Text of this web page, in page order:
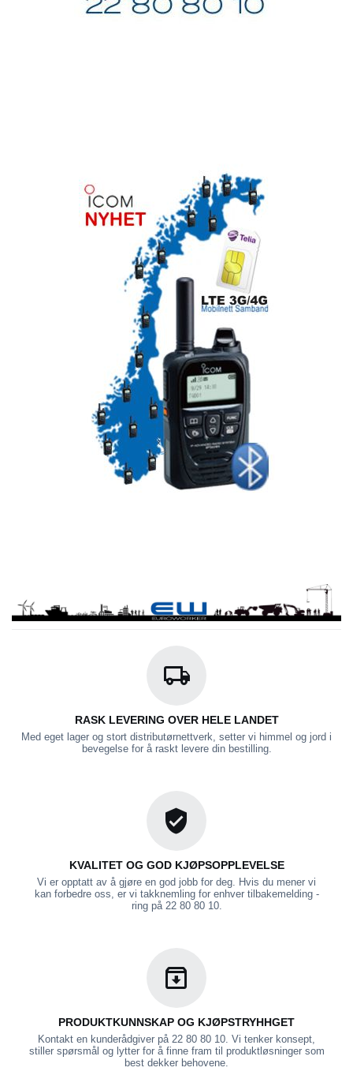
RASK LEVERING OVER HELE LANDET
Med eget lager og stort distributørnettverk, setter vi himmel og jord i
bevegelse for å raskt levere din bestilling.
KVALITET OG GOD KJØPSOPPLEVELSE
Vi er opptatt av å gjøre en god jobb for deg. Hvis du mener vi
kan forbedre oss, er vi takknemling for enhver tilbakemelding -
ring på 22 80 80 10.
PRODUKTKUNNSKAP OG KJØPSTRYHHGET
Kontakt en kunderådgiver på 22 80 80 10. Vi tenker konsept,
stiller spørsmål og lytter for å finne fram til produktløsninger som
best dekker behovene.